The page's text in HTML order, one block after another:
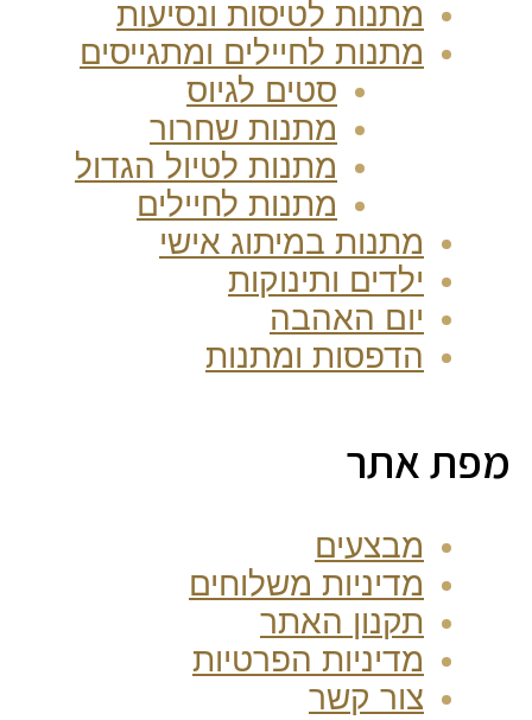
מתנות לטיסות ונסיעות
מתנות לחיילים ומתגייסים
סטים לגיוס
מתנות שחרור
מתנות לטיול הגדול
מתנות לחיילים
מתנות במיתוג אישי
ילדים ותינוקות
יום האהבה
הדפסות ומתנות
מפת אתר
מבצעים
מדיניות משלוחים
תקנון האתר
מדיניות הפרטיות
צור קשר